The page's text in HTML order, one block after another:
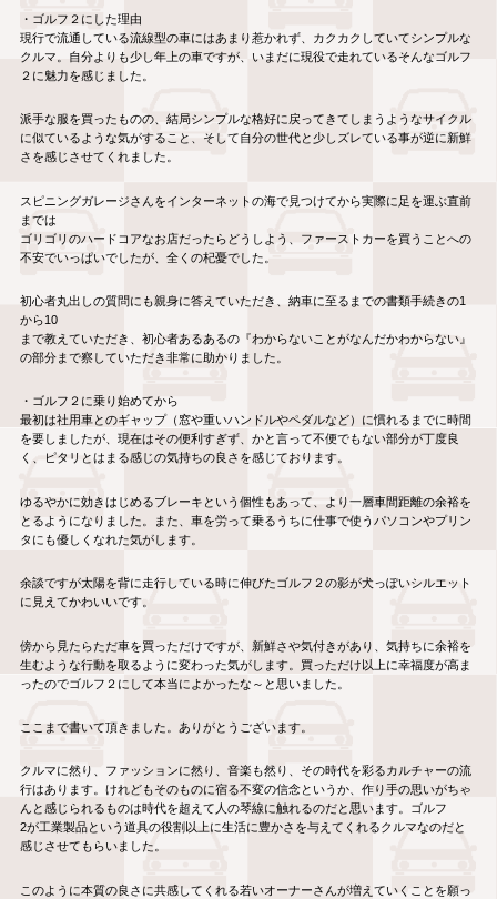
・ゴルフ２にした理由
現行で流通している流線型の車にはあまり惹かれず、カクカクしていてシンプルな
クルマ。自分よりも少し年上の車ですが、いまだに現役で走れているそんなゴルフ
２に魅力を感じました。
派手な服を買ったものの、結局シンプルな格好に戻ってきてしまうようなサイクル
に似ているような気がすること、そして自分の世代と少しズレている事が逆に新鮮
さを感じさせてくれました。
スピニングガレージさんをインターネットの海で見つけてから実際に足を運ぶ直前
までは
ゴリゴリのハードコアなお店だったらどうしよう、ファーストカーを買うことへの
不安でいっぱいでしたが、全くの杞憂でした。
初心者丸出しの質問にも親身に答えていただき、納車に至るまでの書類手続きの1
から10
まで教えていただき、初心者あるあるの『わからないことがなんだかわからない』
の部分まで察していただき非常に助かりました。
・ゴルフ２に乗り始めてから
最初は社用車とのギャップ（窓や重いハンドルやペダルなど）に慣れるまでに時間
を要しましたが、現在はその便利すぎず、かと言って不便でもない部分が丁度良
く、ピタリとはまる感じの気持ちの良さを感じております。
ゆるやかに効きはじめるブレーキという個性もあって、より一層車間距離の余裕を
とるようになりました。また、車を労って乗るうちに仕事で使うパソコンやプリン
タにも優しくなれた気がします。
余談ですが太陽を背に走行している時に伸びたゴルフ２の影が犬っぽいシルエット
に見えてかわいいです。
傍から見たらただ車を買っただけですが、新鮮さや気付きがあり、気持ちに余裕を
生むような行動を取るように変わった気がします。買っただけ以上に幸福度が高ま
ったのでゴルフ２にして本当によかったな～と思いました。
ここまで書いて頂きました。ありがとうございます。
クルマに然り、ファッションに然り、音楽も然り、その時代を彩るカルチャーの流
行はあります。けれどもそのものに宿る不変の信念というか、作り手の思いがちゃ
んと感じられるものは時代を超えて人の琴線に触れるのだと思います。ゴルフ
2が工業製品という道具の役割以上に生活に豊かさを与えてくれるクルマなのだと
感じさせてもらいました。
このように本質の良さに共感してくれる若いオーナーさんが増えていくことを願っ